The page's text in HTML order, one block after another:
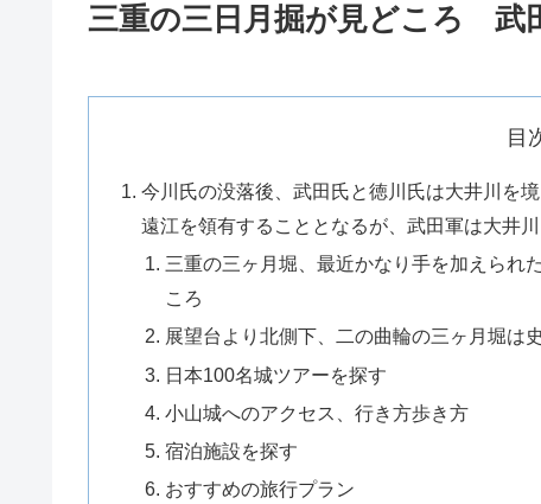
三重の三日月掘が見どころ
目
今川氏の没落後、武田氏と徳川氏は大井川を
遠江を領有することとなるが、武田軍は大井
三重の三ヶ月堀、最近かなり手を加えられ
ころ
展望台より北側下、二の曲輪の三ヶ月堀は
日本100名城ツアーを探す
小山城へのアクセス、行き方歩き方
宿泊施設を探す
おすすめの旅行プラン